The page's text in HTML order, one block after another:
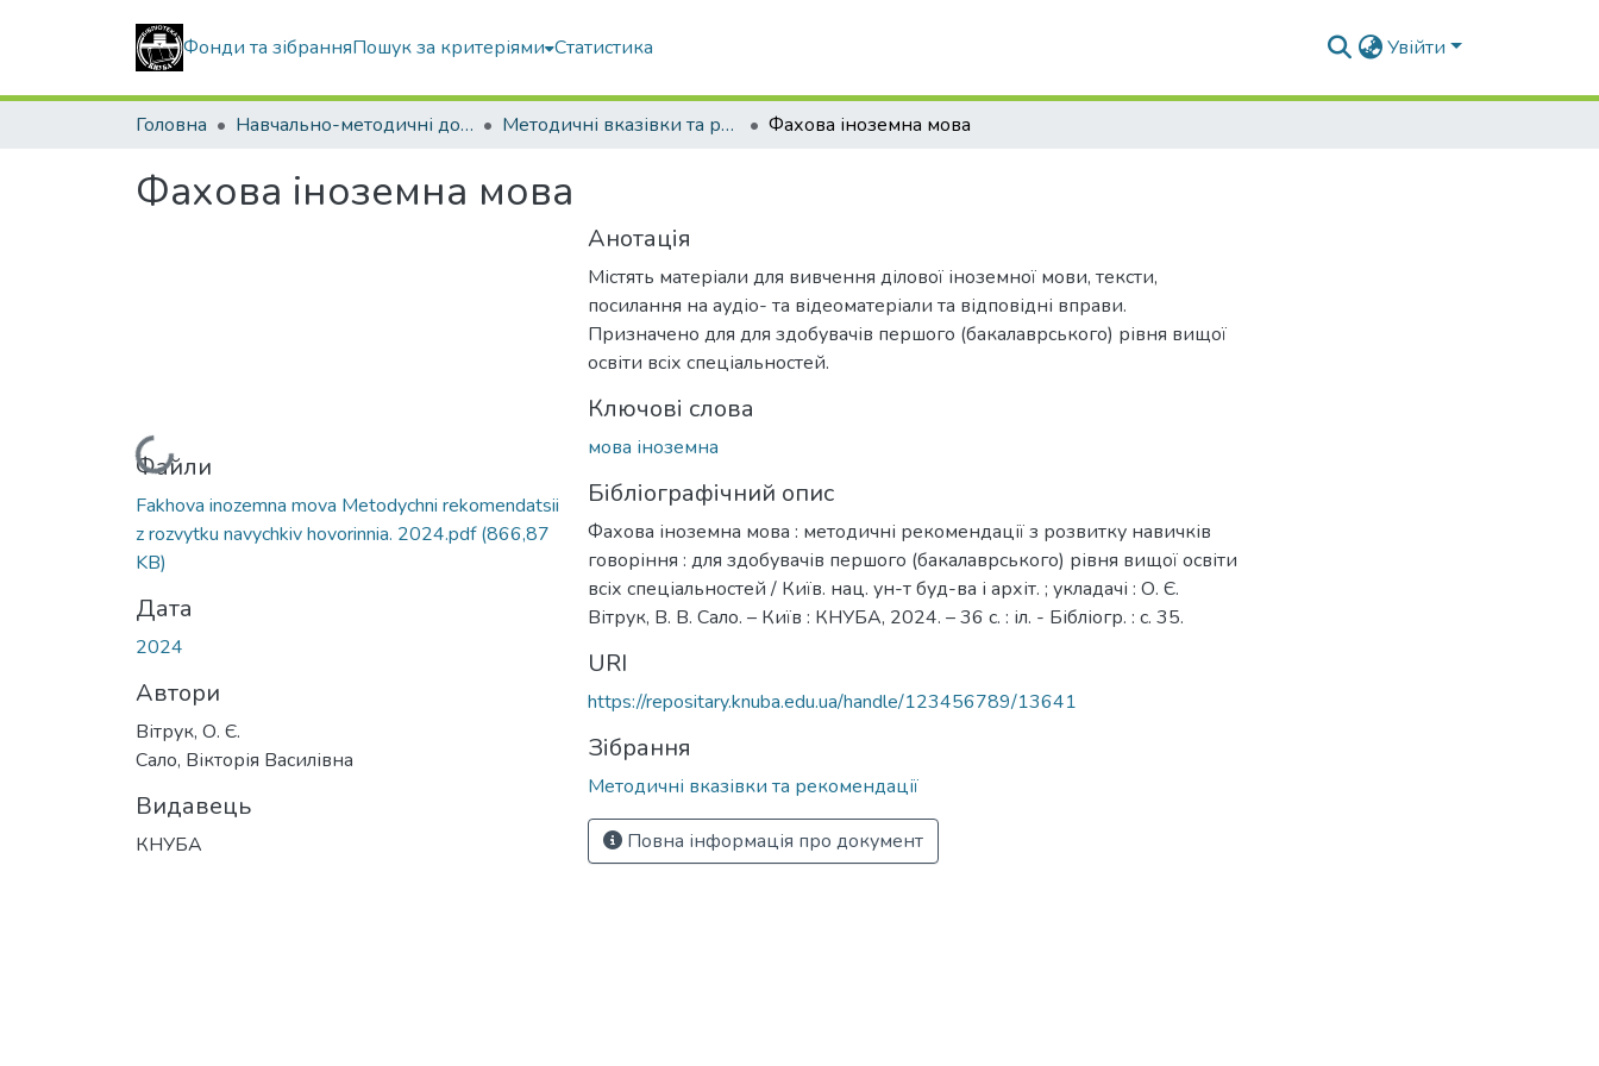
Фонди та зібранняПошук за критеріями Статистика Увійти
Головна Навчально-методичні документи Методичні вказівки та рекомендації Фахова іноземна мова
Фахова іноземна мова
Вантажиться...
Файли
Fakhova inozemna mova Metodychni rekomendatsii
z rozvytku navychkiv hovorinnia. 2024.pdf(866,87
KB)
Дата
2024
Автори
Вітрук, О. Є.
Сало, Вікторія Василівна
Видавець
КНУБА
Анотація
Містять матеріали для вивчення ділової іноземної мови, тексти,
посилання на аудіо- та відеоматеріали та відповідні вправи.
Призначено для для здобувачів першого (бакалаврського) рівня вищої
освіти всіх спеціальностей.
Ключові слова
мова іноземна
Бібліографічний опис
Фахова іноземна мова : методичні рекомендації з розвитку навичків
говоріння : для здобувачів першого (бакалаврського) рівня вищої освіти
всіх спеціальностей / Київ. нац. ун-т буд-ва і архіт. ; укладачі : О. Є.
Вітрук, В. В. Сало. – Київ : КНУБА, 2024. – 36 с. : іл. - Бібліогр. : с. 35.
URI
https://repositary.knuba.edu.ua/handle/123456789/13641
Зібрання
Методичні вказівки та рекомендації
Повна інформація про документ